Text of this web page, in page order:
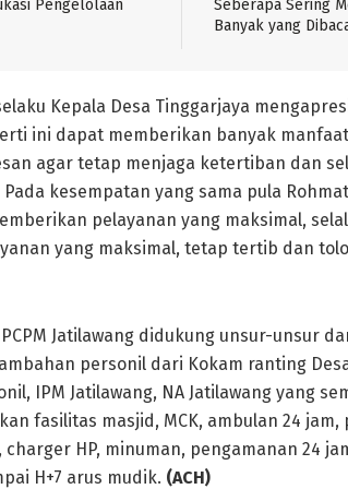
Pengelolaan
Seberapa Sering
Banyak yang
Kepala Desa Tinggarjaya
ini dapat memberikan banyak
agar tetap menjaga ketertiban dan
kesempatan yang sama pula
pelayanan yang maksimal,
yang maksimal, tetap tertib dan
Jatilawang didukung unsur-unsur
personil dari Kokam ranting
IPM Jatilawang, NA Jatilawang yang
fasilitas masjid, MCK, ambulan 24
HP, minuman, pengamanan 24
H+7 arus mudik. (ACH)